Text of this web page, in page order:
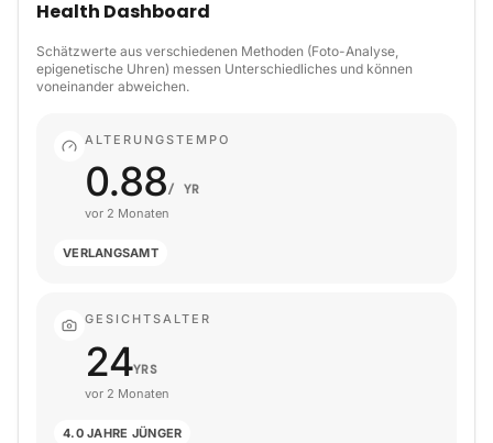
Health Dashboard
Schätzwerte aus verschiedenen Methoden (Foto-Analyse,
epigenetische Uhren) messen Unterschiedliches und können
voneinander abweichen.
ALTERUNGSTEMPO
0.88/ YR
vor 2 Monaten
VERLANGSAMT
GESICHTSALTER
24YRS
vor 2 Monaten
4.0 JAHRE JÜNGER